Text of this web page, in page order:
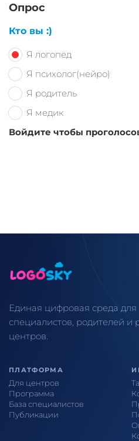
Опрос
Кто вы :)
Я логопед
Я психолог(нейро)
Я родитель
Я медик
Войдите чтобы
Единая цифровая среда для
специалистов, родителей
центров.
ПЛАТФОРМА
Для центров
Программа
База специалистов
Публикации